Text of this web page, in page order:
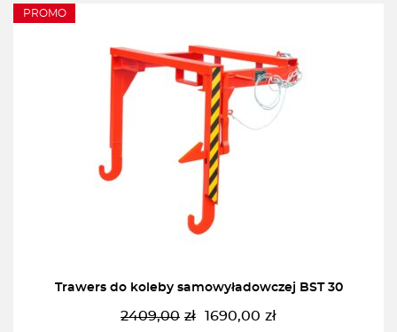
PROMO
Trawers do koleby samowyładowczej BST 30
2409,00 zł
Pierwotna
1690,00 zł
Aktualna